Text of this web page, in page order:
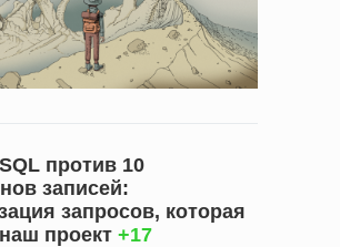
против 10
записей:
запросов, которая
проект +17